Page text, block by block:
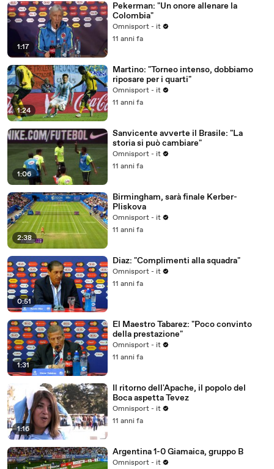
1:17
Pekerman: "Un onore allenare la
Colombia"
Omnisport - it
11 anni fa
1:24
Martino: "Torneo intenso, dobbiamo
riposare per i quarti"
Omnisport - it
11 anni fa
1:06
Sanvicente avverte il Brasile: "La
storia si può cambiare"
Omnisport - it
11 anni fa
2:38
Birmingham, sarà finale Kerber-
Pliskova
Omnisport - it
11 anni fa
0:51
Diaz: "Complimenti alla squadra"
Omnisport - it
11 anni fa
1:31
El Maestro Tabarez: "Poco convinto
della prestazione"
Omnisport - it
11 anni fa
1:16
Il ritorno dell'Apache, il popolo del
Boca aspetta Tevez
Omnisport - it
11 anni fa
Argentina 1-0 Giamaica, gruppo B
Omnisport - it